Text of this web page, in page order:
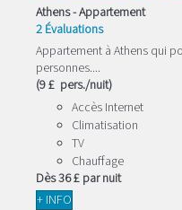
Athens -Appartement
2 Évaluations
Appartement à Athens qui
personnes....
(9 £ pers./nuit)
Accès Internet
Climatisation
TV
Chauffage
Dès36 £ par nuit
+ INFO